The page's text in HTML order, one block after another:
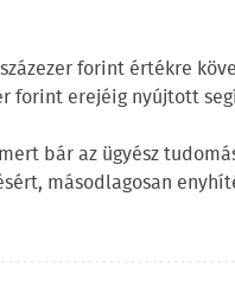
forint értékre
forint erejéig nyújtott
bár az ügyész
másodlagosan